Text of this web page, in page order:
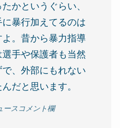
かというぐらい、
暴行加えてるのは
。昔から暴力指導
選手や保護者も当然
、外部にもれない
だと思います。
ースコメント欄